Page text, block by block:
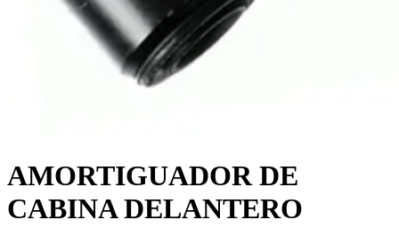
AMORTIGUADOR DE
CABINA DELANTERO